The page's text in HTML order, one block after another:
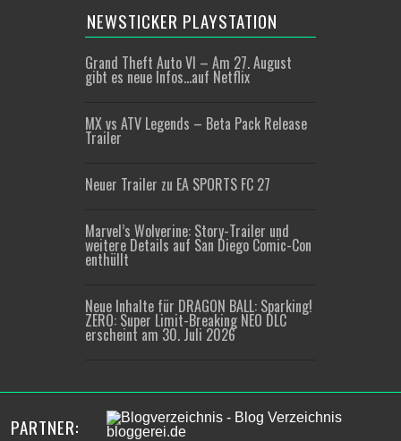
NEWSTICKER PLAYSTATION
Grand Theft Auto VI – Am 27. August
gibt es neue Infos…auf Netflix
MX vs ATV Legends – Beta Pack Release
Trailer
Neuer Trailer zu EA SPORTS FC 27
Marvel’s Wolverine: Story-Trailer und
weitere Details auf San Diego Comic-Con
enthüllt
Neue Inhalte für DRAGON BALL: Sparking!
ZERO: Super Limit-Breaking NEO DLC
erscheint am 30. Juli 2026
PARTNER: